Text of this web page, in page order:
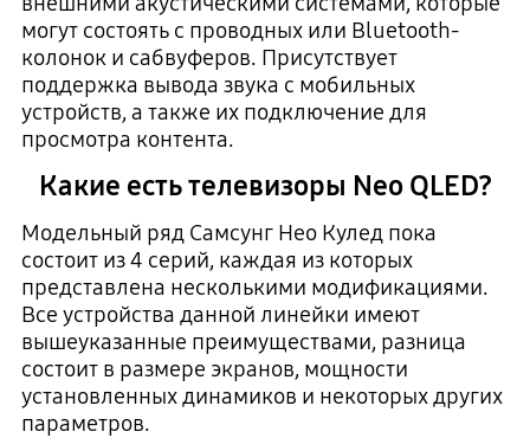
могут состоять с проводных или Bluetooth-
колонок и сабвуферов. Присутствует
поддержка вывода звука с мобильных
устройств, а также их подключение для
просмотра контента.
Какие есть телевизоры Neo QLED?
Модельный ряд Самсунг Нео Кулед пока
состоит из 4 серий, каждая из которых
представлена несколькими модификациями.
Все устройства данной линейки имеют
вышеуказанные преимуществами, разница
состоит в размере экранов, мощности
установленных динамиков и некоторых других
параметров.